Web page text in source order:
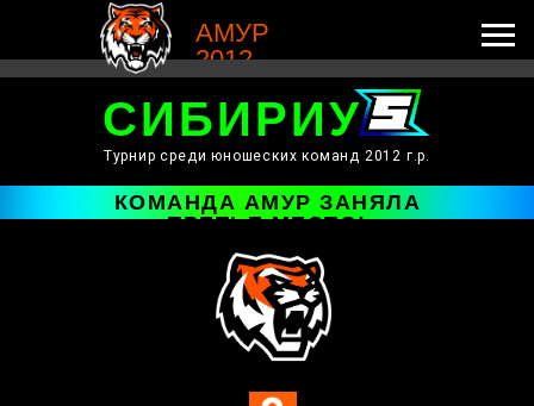
АМУР
2012
СИБИРИУС
Турнир среди юношеских команд 2012 г.р.
КОМАНДА АМУР ЗАНЯЛА
ТРЕТЬЕ МЕСТО!